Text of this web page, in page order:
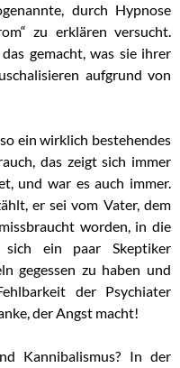
durch Hypnose
zu erklären versucht.
gemacht, was sie ihrer
aufgrund von
ein wirklich bestehendes
das zeigt sich immer
und war es auch immer.
er sei vom Vater, dem
worden, in die
sich ein paar Skeptiker
gegessen zu haben und
der Psychiater
der Angst macht!
Kannibalismus? In der